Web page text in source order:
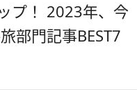
プ！ 2023年、今
部門記事BEST7